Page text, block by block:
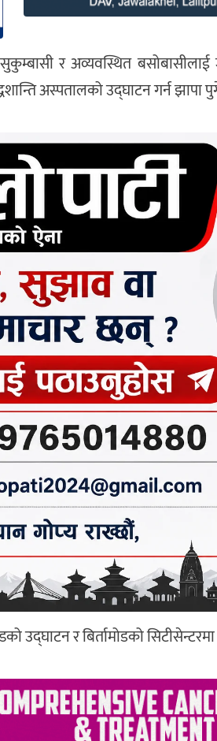
र अव्यवस्थित बसोबासीलाई
अस्पतालको उद्घाटन गर्न
उद्घाटन र बिर्तामोडको